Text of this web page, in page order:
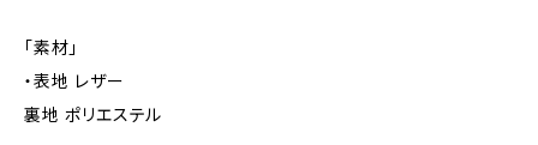
「素材」
・表地 レザー
裏地 ポリエステル